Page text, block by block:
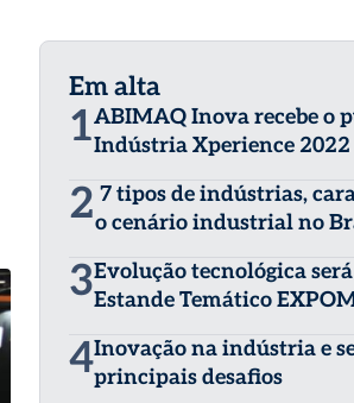
Em alta
1ABIMAQ Inova recebe o
Indústria Xperience 2022
2 7 tipos de indústrias,
o cenário industrial no
3Evolução tecnológica
Estande Temático
4Inovação na indústria e
principais desafios